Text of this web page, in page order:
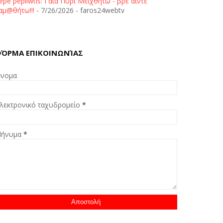
- 7/26/2026 - faros24webtv
ΕΠΙΚΟΙΝΩΝΊΑΣ
ταχυδρομείο*
*